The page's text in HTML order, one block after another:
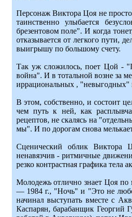
Персонаж Виктора Цоя не
таинственно улыбается
брезентовом поле". И когда
отказывается от легкого пути,
выигрышу по большому счету.
Так уж сложилось, поет Цой -
война". И в тотальной возне за
иррациональных , "невыгодных"
В этом, собственно, и состоит
чем путь к ней, как
рецептов, не скалясь на
мы". И по дорогам снова
Сценический облик Виктора
ненавязчив - ритмичные
резко контрастная графика тела
Молодежь отлично знает Цоя
— 1984 г., "Ночь" и "Это не
начинал выступать вместе с
Каспарян, барабанщик Георгий